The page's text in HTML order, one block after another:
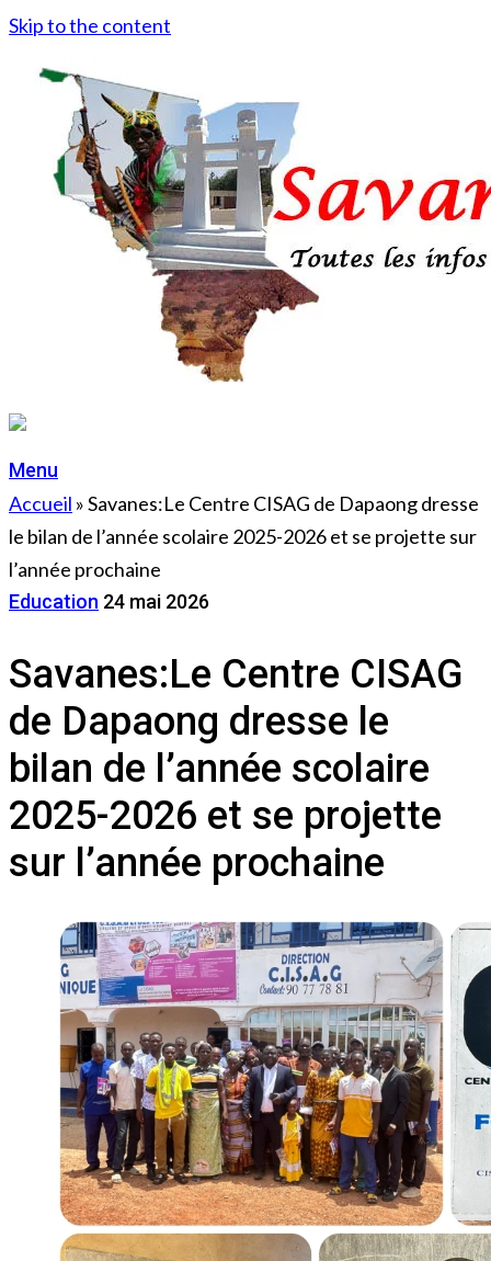
Skip to the content
Menu
Accueil »Savanes:Le Centre CISAG de Dapaong dresse
le bilan de l’année scolaire 2025-2026 et se projette sur
l’année prochaine
Education 24 mai 2026
Savanes:Le Centre CISAG
de Dapaong dresse le
bilan de l’année scolaire
2025-2026 et se projette
sur l’année prochaine